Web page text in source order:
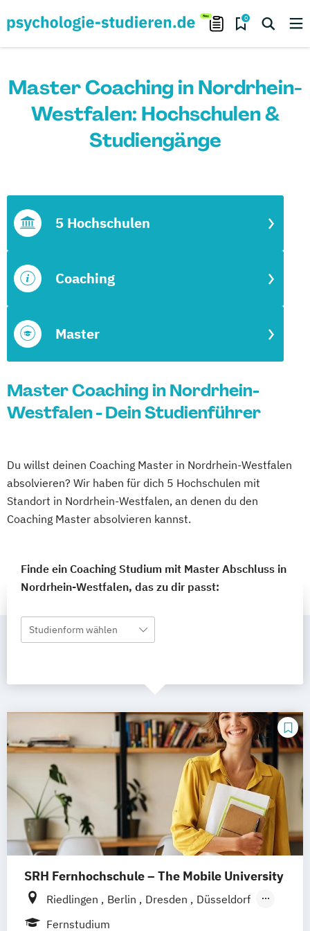
0
Master Coaching in Nordrhein-
Westfalen: Hochschulen &
Studiengänge
Master
Coaching
5 Hochschulen
Master Coaching in Nordrhein-
Westfalen - Dein Studienführer
Du willst deinen Coaching Master in Nordrhein-Westfalen
absolvieren? Wir haben für dich 5 Hochschulen mit
Standort in Nordrhein-Westfalen, an denen du den
Coaching Master absolvieren kannst.
Finde ein Coaching Studium mit Master Abschluss in
Nordrhein-Westfalen, das zu dir passt:
Studienform wählen
SRH Fernhochschule – The Mobile University
Riedlingen Berlin Dresden
Düsseldorf
Hamburg
Fernstudium